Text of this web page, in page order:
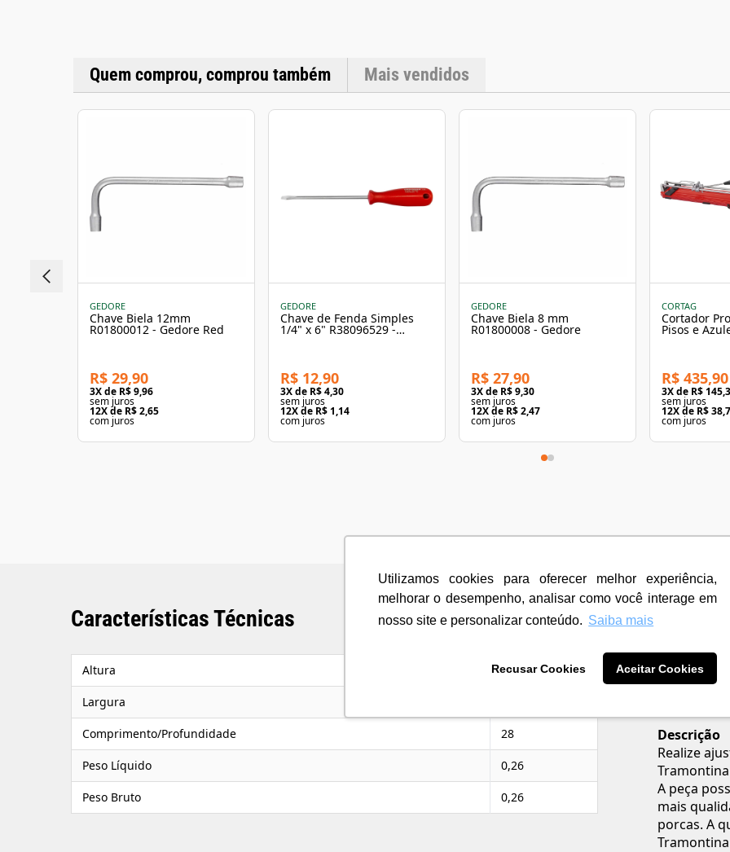
Utilizamos cookies para oferecer melhor experiência,
melhorar o desempenho, analisar como você interage em
nosso site e personalizar conteúdo. Saiba mais
Recusar Cookies Aceitar Cookies
Quem comprou, comprou também Mais vendidos
GEDORE
Chave Biela 12mm
R01800012 - Gedore Red
R$ 29,90
3X de R$ 9,96
sem juros
12X de R$ 2,65
com juros
GEDORE
Chave de Fenda Simples
1/4" x 6" R38096529 -
R$ 12,90
3X de R$ 4,30
sem juros
12X de R$ 1,14
com juros
GEDORE
Chave Biela 8 mm
R01800008 - Gedore
R$ 27,90
3X de R$ 9,30
sem juros
12X de R$ 2,47
com juros
CORTAG
Cortador
Pisos e
R$ 435,90
3X de R$
sem juros
12X de R$
com juros
Características Técnicas
Altura 2
Largura
Comprimento/Profundidade 28
Peso Líquido 0,26
Peso Bruto 0,26
Chave Fixa
Aço
Descrição
Realize
Tramontina
A peça
mais
porcas. A